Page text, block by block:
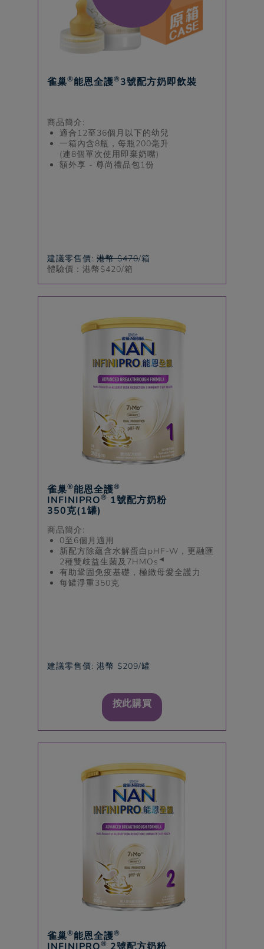
雀巢®能恩全護®3號配方奶即飲裝
商品簡介:
適合12至36個月以下的幼兒
一箱內含8瓶，每瓶200毫升
(連8個單次使用即棄奶嘴)
額外享 - 尊尚禮品包1份
建議零售價: 港幣 $470/箱
體驗價：港幣$420/箱
雀巢®能恩全護®
INFINIPRO® 1號配方奶粉
350克(1罐)
商品簡介:
0至6個月適用
新配方除蘊含水解蛋白pHF-W，更融匯
2種雙歧益生菌及7HMOs ◄
有助鞏固免疫基礎，極緻母愛全護力​
每罐淨重350克
建議零售價: 港幣 $209/罐
按此購買
雀巢®能恩全護®
®